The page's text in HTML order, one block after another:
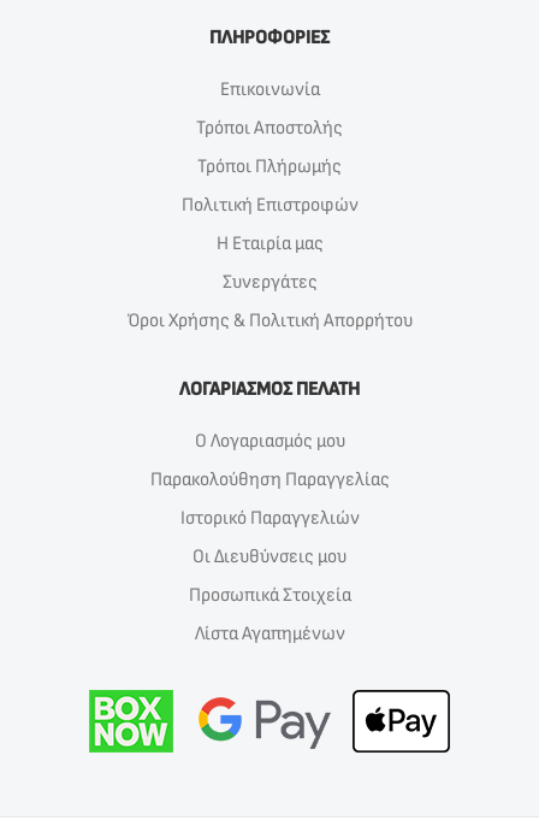
ΠΛΗΡΟΦΟΡΙΕΣ
Επικοινωνία
Τρόποι Αποστολής
Τρόποι Πλήρωμής
Πολιτική Επιστροφών
Η Εταιρία μας
Συνεργάτες
Όροι Χρήσης & Πολιτική Απορρήτου
ΛΟΓΑΡΙΑΣΜΟΣ ΠΕΛΑΤΗ
Ο Λογαριασμός μου
Παρακολούθηση Παραγγελίας
Ιστορικό Παραγγελιών
Οι Διευθύνσεις μου
Προσωπικά Στοιχεία
Λίστα Αγαπημένων